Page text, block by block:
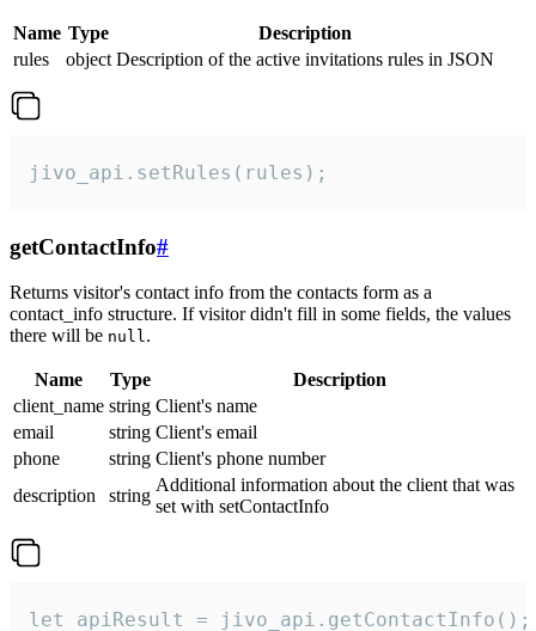
Name Type
Description
rules
object Description of the active invitations rules in JSON
jivo_api.setRules(rules);
getContactInfo#
Returns visitor's contact info from the contacts form as a
contact_info structure. If visitor didn't fill in some fields, the values
there will be null.
Name Type
Description
client_name string Client's name
email
string Client's email
phone
string Client's phone number
description
string
Additional information about the client that was
set with setContactInfo
let apiResult = jivo_api.getContactInfo();